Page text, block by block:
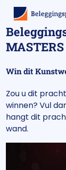
Win dit
Zou u dit
winnen? Vul
hangt dit
wand.